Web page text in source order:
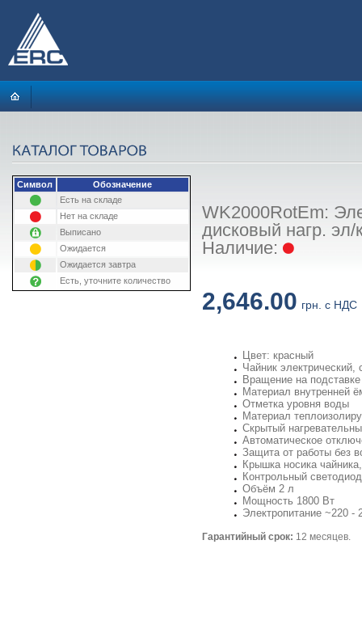
Символ
Обозначение
Есть на складе
Нет на складе
Выписано
Ожидается
Ожидается завтра
Есть, уточните количество
WK2000RotEm:
дисковый нагр. эл/
Наличие:
2,646.00 грн. с НДС
Цвет: красный
Чайник электрический,
Вращение на подставке
Материал внутренней
Отметка уровня воды
Материал
Скрытый
Автоматическое
Защита от работы без
Крышка носика
Контрольный светодиод
Объём 2 л
Мощность 1800 Вт
Электропитание ~220 -
Гарантийный срок: 12 месяцев.